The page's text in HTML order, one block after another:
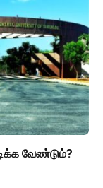
வேண்டும்?